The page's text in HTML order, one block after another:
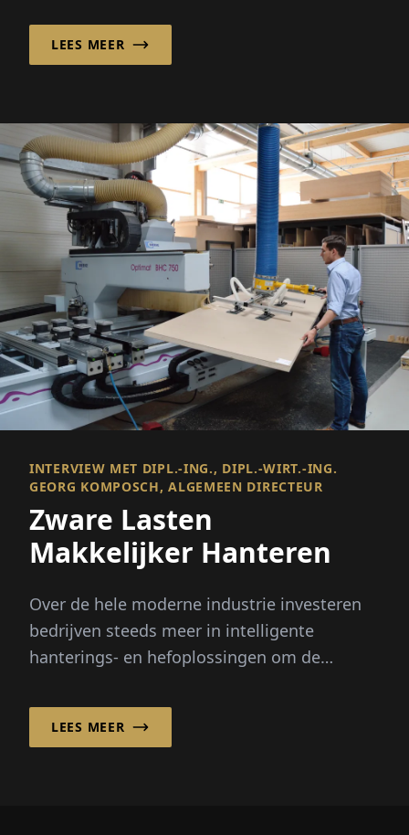
LEES MEER
INTERVIEW MET DIPL.-ING., DIPL.-WIRT.-ING.
GEORG KOMPOSCH, ALGEMEEN DIRECTEUR
Zware Lasten
Makkelijker Hanteren
Over de hele moderne industrie investeren
bedrijven steeds meer in intelligente
hanterings- en hefoplossingen om de
LEES MEER